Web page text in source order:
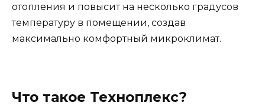
отопления и повысит на несколько градусов
температуру в помещении, создав
максимально комфортный микроклимат.
Что такое Техноплекс?